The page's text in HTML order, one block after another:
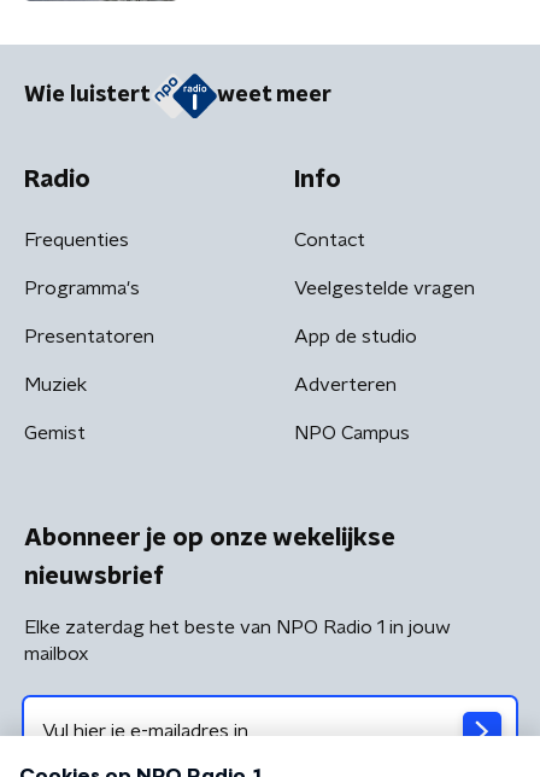
Wie luistert weet meer
Radio
Frequenties
Programma's
Presentatoren
Muziek
Gemist
Info
Contact
Veelgestelde vragen
App de studio
Adverteren
NPO Campus
Abonneer je op onze wekelijkse
nieuwsbrief
Elke zaterdag het beste van NPO Radio 1 in jouw
mailbox